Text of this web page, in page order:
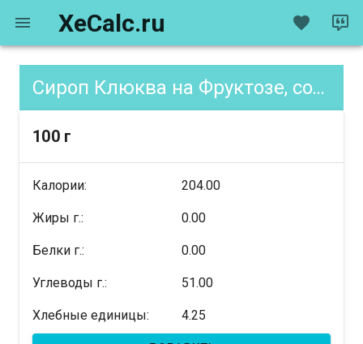
XeCalc.ru
Сироп Клюква на Фруктозе, содержание XE
100 г
Калории: 204.00
Жиры г.: 0.00
Белки г.: 0.00
Углеводы г.: 51.00
Хлебные единицы: 4.25